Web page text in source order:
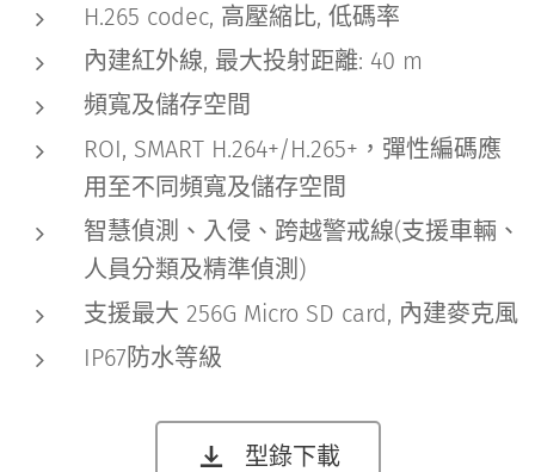
H.265 codec, 高壓縮比, 低碼率
內建紅外線, 最大投射距離: 40 m
頻寬及儲存空間
ROI, SMART H.264+/H.265+，彈性編碼應
用至不同頻寬及儲存空間
智慧偵測、入侵、跨越警戒線(支援車輛、
人員分類及精準偵測)
支援最大 256G Micro SD card, 內建麥克風
IP67防水等級
型錄下載